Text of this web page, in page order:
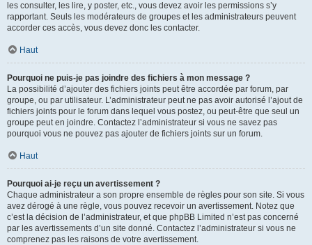
les consulter, les lire, y poster, etc., vous devez avoir les permissions s’y
rapportant. Seuls les modérateurs de groupes et les administrateurs peuvent
accorder ces accès, vous devez donc les contacter.
Haut
Pourquoi ne puis-je pas joindre des fichiers à mon message ?
La possibilité d’ajouter des fichiers joints peut être accordée par forum, par
groupe, ou par utilisateur. L’administrateur peut ne pas avoir autorisé l’ajout de
fichiers joints pour le forum dans lequel vous postez, ou peut-être que seul un
groupe peut en joindre. Contactez l’administrateur si vous ne savez pas
pourquoi vous ne pouvez pas ajouter de fichiers joints sur un forum.
Haut
Pourquoi ai-je reçu un avertissement ?
Chaque administrateur a son propre ensemble de règles pour son site. Si vous
avez dérogé à une règle, vous pouvez recevoir un avertissement. Notez que
c’est la décision de l’administrateur, et que phpBB Limited n’est pas concerné
par les avertissements d’un site donné. Contactez l’administrateur si vous ne
comprenez pas les raisons de votre avertissement.